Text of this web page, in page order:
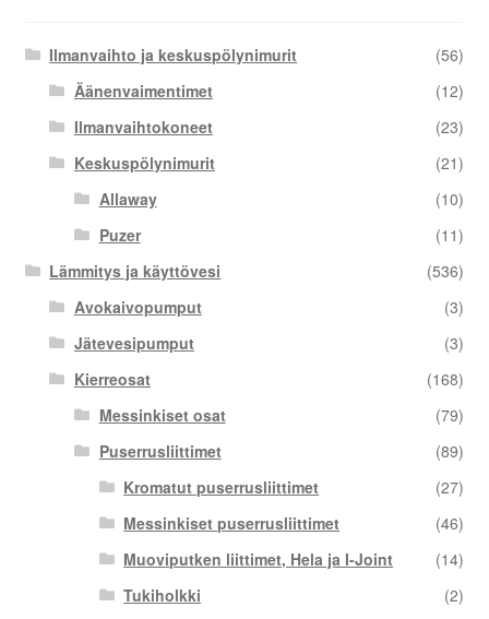
Ilmanvaihto ja keskuspölynimurit
(56)
Äänenvaimentimet
(12)
Ilmanvaihtokoneet
(23)
Keskuspölynimurit
(21)
Allaway
(10)
Puzer
(11)
Lämmitys ja käyttövesi
(536)
Avokaivopumput
(3)
Jätevesipumput
(3)
Kierreosat
(168)
Messinkiset osat
(79)
Puserrusliittimet
(89)
Kromatut puserrusliittimet
(27)
Messinkiset puserrusliittimet
(46)
Muoviputken liittimet, Hela ja I-Joint
(14)
Tukiholkki
(2)